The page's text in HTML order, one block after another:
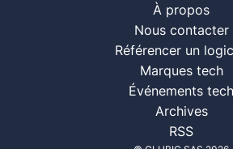
À propos
Nous contacter
Référencer un
Marques tech
Événements tech
Archives
RSS